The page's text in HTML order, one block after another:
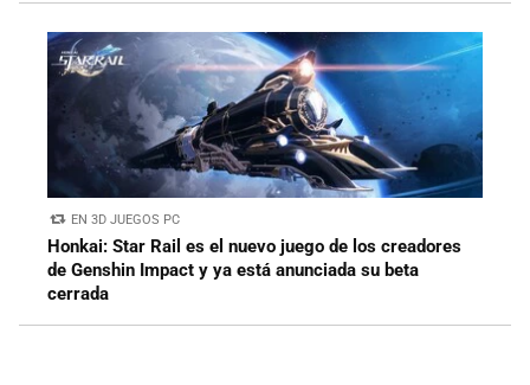
EN 3D JUEGOS PC
Honkai: Star Rail es el nuevo juego de los creadores
de Genshin Impact y ya está anunciada su beta
cerrada